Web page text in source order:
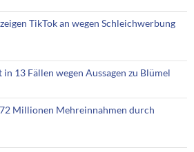
TikTok an wegen Schleichwerbung
13 Fällen wegen Aussagen zu Blümel
72 Millionen Mehreinnahmen durch